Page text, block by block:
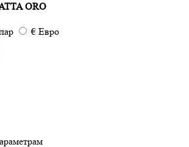
ORO
€ Евро